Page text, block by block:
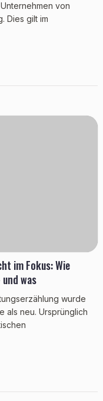
von
Dies gilt im
im Fokus: Wie
was
wurde
als neu. Ursprünglich